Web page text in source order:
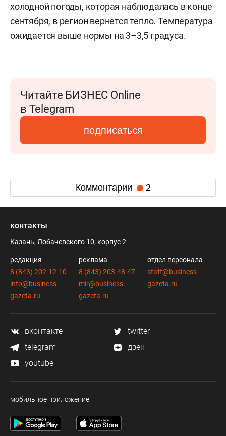
холодной погоды, которая наблюдалась в конце
сентября, в регион вернется тепло. Температура
ожидается выше нормы на 3–3,5 градуса.
Читайте БИЗНЕС Online
в Telegram
подписаться
Комментарии 2
контакты
Казань, Лобачевского 10, корпус 2
редакция
8 (843) 202-12-10
info@business-
gazeta.ru
реклама
8 (843) 203-48-47
mir@business-
gazeta.ru
отдел персонала
staff@business-
gazeta.ru
вконтакте
twitter
telegram
дзен
youtube
мобильное приложение